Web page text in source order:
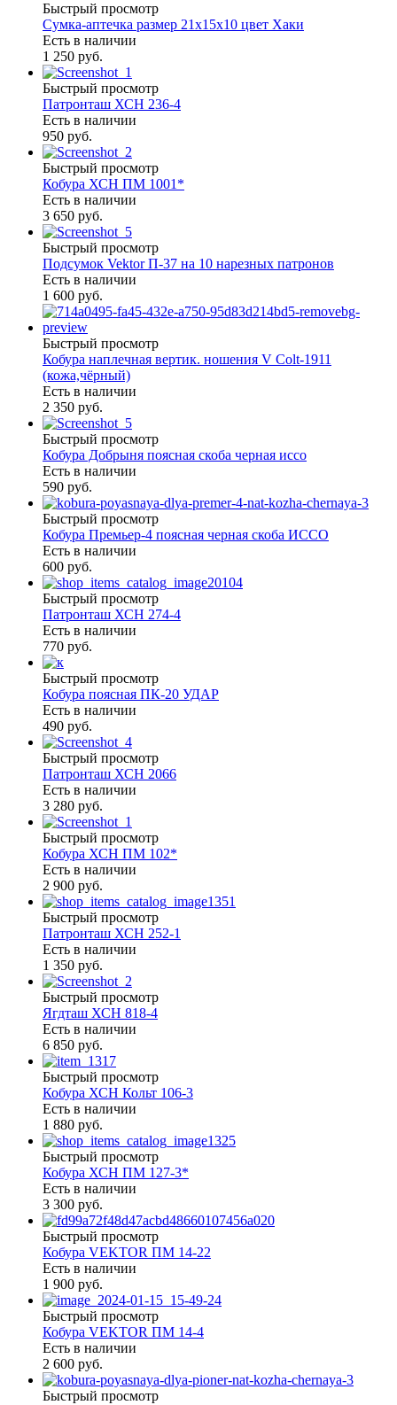
Быстрый просмотр
Сумка-аптечка размер 21х15х10 цвет Хаки
Есть в наличии
1 250 руб.
Быстрый просмотр
Патронташ ХСН 236-4
Есть в наличии
950 руб.
Быстрый просмотр
Кобура ХСН ПМ 1001*
Есть в наличии
3 650 руб.
Быстрый просмотр
Подсумок Vektor П-37 на 10 нарезных патронов
Есть в наличии
1 600 руб.
Быстрый просмотр
Кобура наплечная вертик. ношения V Colt-1911
(кожа,чёрный)
Есть в наличии
2 350 руб.
Быстрый просмотр
Кобура Добрыня поясная скоба черная иссо
Есть в наличии
590 руб.
Быстрый просмотр
Кобура Премьер-4 поясная черная скоба ИССО
Есть в наличии
600 руб.
Быстрый просмотр
Патронташ ХСН 274-4
Есть в наличии
770 руб.
Быстрый просмотр
Кобура поясная ПК-20 УДАР
Есть в наличии
490 руб.
Быстрый просмотр
Патронташ ХСН 2066
Есть в наличии
3 280 руб.
Быстрый просмотр
Кобура ХСН ПМ 102*
Есть в наличии
2 900 руб.
Быстрый просмотр
Патронташ ХСН 252-1
Есть в наличии
1 350 руб.
Быстрый просмотр
Ягдташ ХСН 818-4
Есть в наличии
6 850 руб.
Быстрый просмотр
Кобура ХСН Кольт 106-3
Есть в наличии
1 880 руб.
Быстрый просмотр
Кобура ХСН ПМ 127-3*
Есть в наличии
3 300 руб.
Быстрый просмотр
Кобура VEKTOR ПМ 14-22
Есть в наличии
1 900 руб.
Быстрый просмотр
Кобура VEKTOR ПМ 14-4
Есть в наличии
2 600 руб.
Быстрый просмотр